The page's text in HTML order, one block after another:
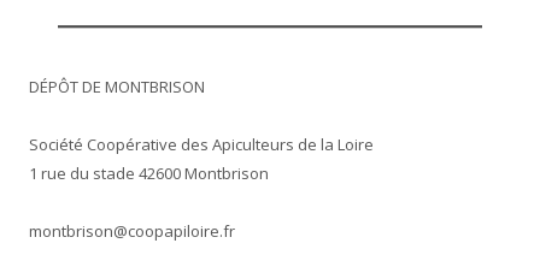
DÉPÔT DE MONTBRISON
Société Coopérative des Apiculteurs de la Loire
1 rue du stade 42600 Montbrison
montbrison@coopapiloire.fr